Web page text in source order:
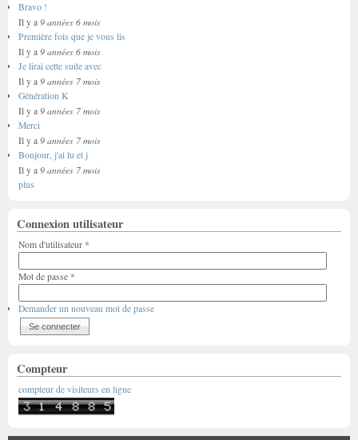
Bravo !
Il y a 9 années 6 mois
Première fois que je vous lis
Il y a 9 années 6 mois
Je lirai cette suite avec
Il y a 9 années 7 mois
Génération K
Il y a 9 années 7 mois
Merci
Il y a 9 années 7 mois
Bonjour, j'ai lu et j
Il y a 9 années 7 mois
plus
Connexion utilisateur
Nom d'utilisateur *
Mot de passe *
Demander un nouveau mot de passe
Compteur
compteur de visiteurs en ligne